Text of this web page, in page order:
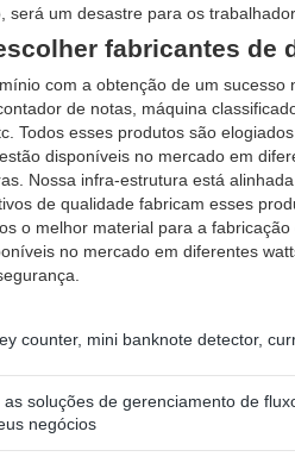
será um desastre para os
fabricantes de
com a obtenção de um
de notas, máquina
Todos esses produtos são
disponíveis no mercado em
Nossa infra-estrutura está
de qualidade fabricam esses
o melhor material para a
no mercado em diferentes
counter, mini banknote detector,
soluções de gerenciamento de
negócios